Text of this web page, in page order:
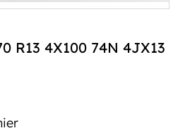
R13 4X100 74N 4JX13